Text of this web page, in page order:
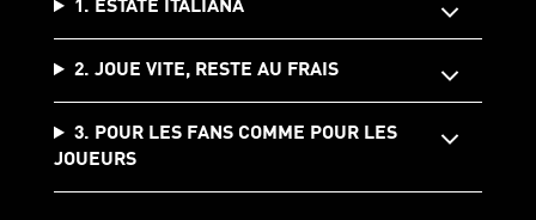
1. ESTATE ITALIANA
2. JOUE VITE, RESTE AU FRAIS
3. POUR LES FANS COMME POUR LES
JOUEURS